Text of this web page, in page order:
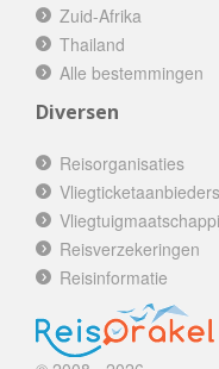
Zuid-Afrika
Thailand
Alle bestemmingen
Diversen
Reisorganisaties
Vliegticketaanbieders
Reisverzekeringen
Reisinformatie